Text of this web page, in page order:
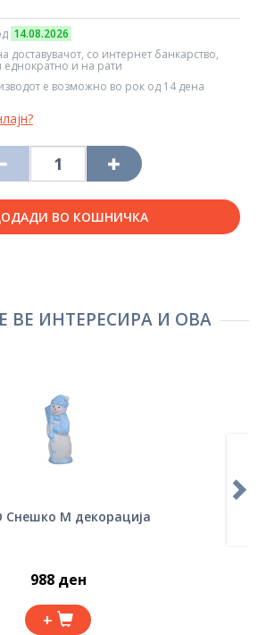
14.08.2026
доставувачот, со интернет банкарство,
еднократно и на рати
е возможно во рок од 14 дена
ВО КОШНИЧКА
ВЕ ИНТЕРЕСИРА И ОВА
Снешко M декорација
988 ден
+